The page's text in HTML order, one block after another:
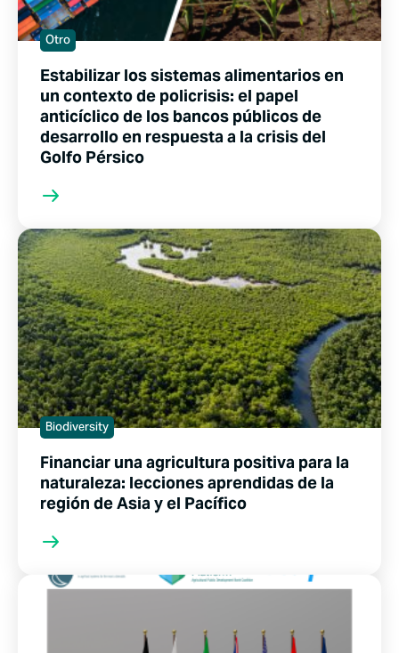
Otro
Estabilizar los sistemas alimentarios en
un contexto de policrisis: el papel
anticíclico de los bancos públicos de
desarrollo en respuesta a la crisis del
Golfo Pérsico
Biodiversity
Financiar una agricultura positiva para la
naturaleza: lecciones aprendidas de la
región de Asia y el Pacífico